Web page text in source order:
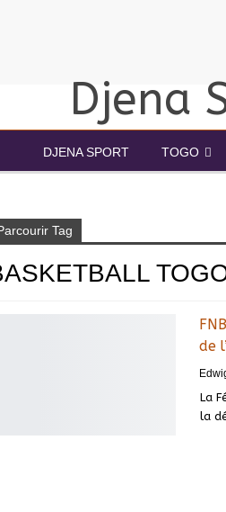
DJENA SPORT TOGO
Tag
de
La
la